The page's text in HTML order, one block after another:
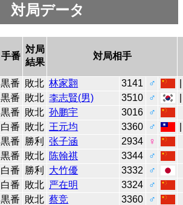
対局データ
手番
対局
結果
対局相手
黒番 敗北 林家翾 3141 ♂
黒番 敗北 李志賢(男) 3510 ♂
黒番 敗北 孙鹏宇 3016
♂
白番 敗北 王元均 3360 ♂
黒番 勝利 张子涵 2934
♀
黒番 敗北 陈翰祺 3344
♂
白番 勝利 大竹優 3332
♂
白番 敗北 严在明 3324
♂
黒番 敗北 蔡竞 3360
♂